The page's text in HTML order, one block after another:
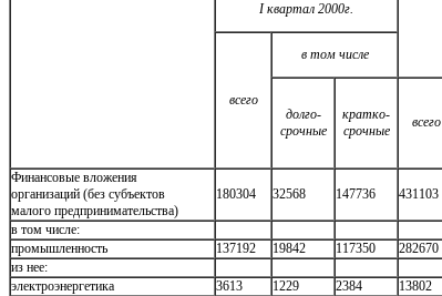
I квартал 2000г.
всего
в том числе
долго-
срочные
кратко-
срочные
всего
Финансовые вложения
организаций (без субъектов
малого предпринимательства)
180304 32568 147736 431103
в том числе:
промышленность
137192 19842 117350 282670
из нее:
электроэнергетика
3613 1229 2384 13802